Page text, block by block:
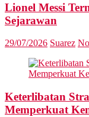
Lionel Messi
Sejarawan
29/07/2026 Suarez
Keterlibatan
Memperkuat